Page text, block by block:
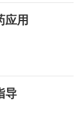
应用
导